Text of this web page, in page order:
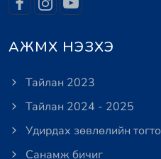
АЖМХ НЭЗХЭ
Тайлан 2023
Тайлан 2024 - 2025
Удирдах зөвлөлийн
Санамж бичиг